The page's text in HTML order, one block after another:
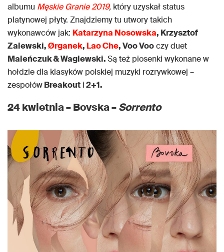
albumu Męskie Granie 2019, który uzyskał status
platynowej płyty. Znajdziemy tu utwory takich
wykonawców jak: Katarzyna Nosowska, Krzysztof
Zalewski,Ørganek, Lao Che, Voo Vooczy duet
Maleńczuk & Waglewski.Są też piosenki wykonane w
hołdzie dla klasyków polskiej muzyki rozrywkowej –
zespołówBreakout i2+1.
24 kwietnia – Bovska –Sorrento